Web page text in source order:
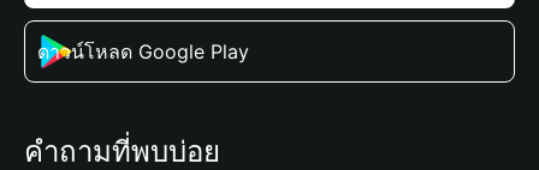
ดาวน์โหลด Google Play
คำถามที่พบบ่อย